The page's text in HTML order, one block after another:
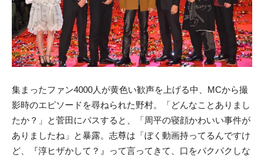
集まったファン4000人が黄色い歓声を上げる中、MCから撮
影時のエピソードを尋ねられた野村。「どんなことありまし
たか？」と菅田にパスすると、「周平の寝顔かわいい事件が
ありましたね」と暴露。志尊は「ぼく動画持ってるんですけ
ど、『淳ヒザかして？』って言ってきて、口をパクパクしな